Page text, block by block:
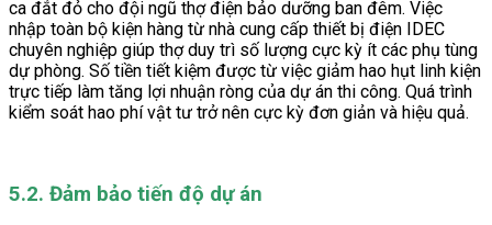
ca đắt đỏ cho đội ngũ thợ điện bảo dưỡng ban đêm. Việc
nhập toàn bộ kiện hàng từ nhà cung cấp thiết bị điện IDEC
chuyên nghiệp giúp thợ duy trì số lượng cực kỳ ít các phụ tùng
dự phòng. Số tiền tiết kiệm được từ việc giảm hao hụt linh kiện
trực tiếp làm tăng lợi nhuận ròng của dự án thi công. Quá trình
kiểm soát hao phí vật tư trở nên cực kỳ đơn giản và hiệu quả.
5.2. Đảm bảo tiến độ dự án